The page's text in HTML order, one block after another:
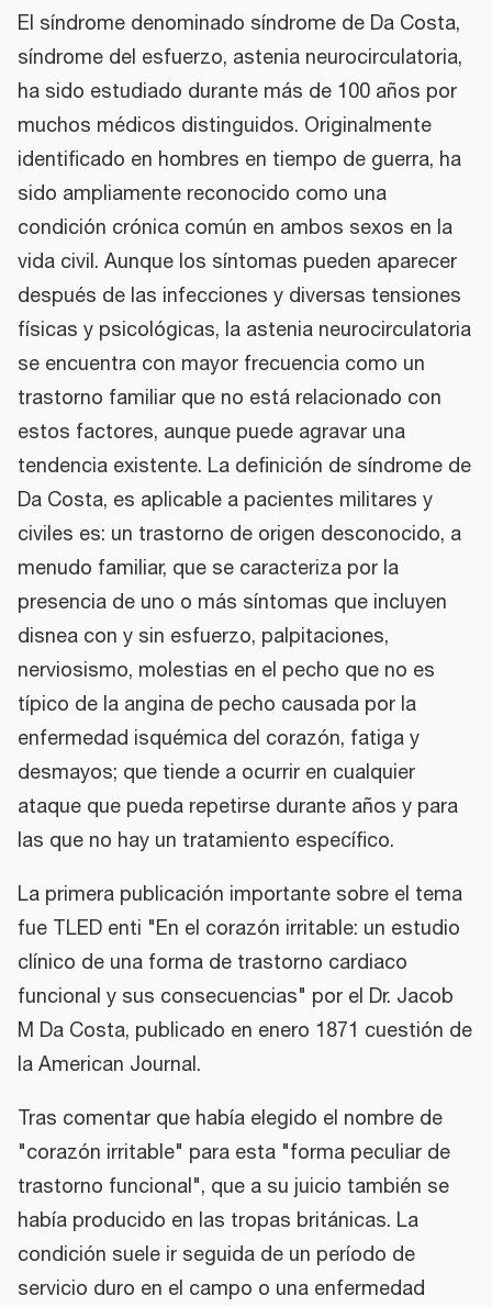
El síndrome denominado síndrome de Da Costa,
síndrome del esfuerzo, astenia neurocirculatoria,
ha sido estudiado durante más de 100 años por
muchos médicos distinguidos. Originalmente
identificado en hombres en tiempo de guerra, ha
sido ampliamente reconocido como una
condición crónica común en ambos sexos en la
vida civil. Aunque los síntomas pueden aparecer
después de las infecciones y diversas tensiones
físicas y psicológicas, la astenia neurocirculatoria
se encuentra con mayor frecuencia como un
trastorno familiar que no está relacionado con
estos factores, aunque puede agravar una
tendencia existente. La definición de síndrome de
Da Costa, es aplicable a pacientes militares y
civiles es: un trastorno de origen desconocido, a
menudo familiar, que se caracteriza por la
presencia de uno o más síntomas que incluyen
disnea con y sin esfuerzo, palpitaciones,
nerviosismo, molestias en el pecho que no es
típico de la angina de pecho causada por la
enfermedad isquémica del corazón, fatiga y
desmayos; que tiende a ocurrir en cualquier
ataque que pueda repetirse durante años y para
las que no hay un tratamiento específico.
La primera publicación importante sobre el tema
fue TLED enti "En el corazón irritable: un estudio
clínico de una forma de trastorno cardiaco
funcional y sus consecuencias" por el Dr. Jacob
M Da Costa, publicado en enero 1871 cuestión de
la American Journal.
Tras comentar que había elegido el nombre de
"corazón irritable" para esta "forma peculiar de
trastorno funcional", que a su juicio también se
había producido en las tropas británicas. La
condición suele ir seguida de un período de
servicio duro en el campo o una enfermedad